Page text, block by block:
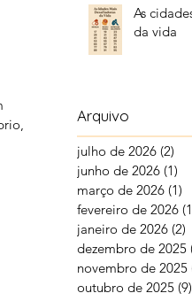
As
da vida
Arquivo
julho de 2026 (2)
junho de 2026 (1)
março de 2026 (1)
fevereiro de 2026
janeiro de 2026 (2)
dezembro de 2025
novembro de 2025
outubro de 2025 (9)